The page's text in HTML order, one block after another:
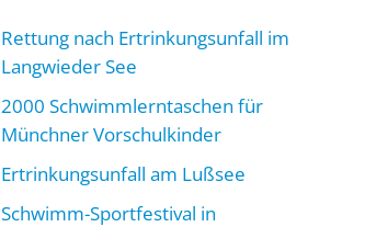
Rettung nach Ertrinkungsunfall im
Langwieder See
2000 Schwimmlerntaschen für
Münchner Vorschulkinder
Ertrinkungsunfall am Lußsee
Schwimm-Sportfestival in